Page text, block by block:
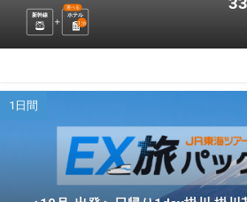
新幹線 ホテル
選べる
1 泊
1日間